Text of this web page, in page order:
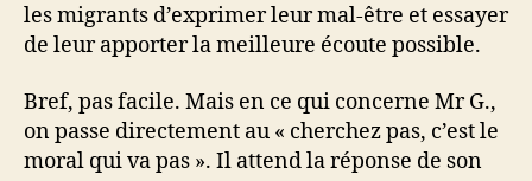
les migrants d’exprimer leur mal-être et essayer
de leur apporter la meilleure écoute possible.
Bref, pas facile. Mais en ce qui concerne Mr G.,
on passe directement au « cherchez pas, c’est le
moral qui va pas ». Il attend la réponse de son